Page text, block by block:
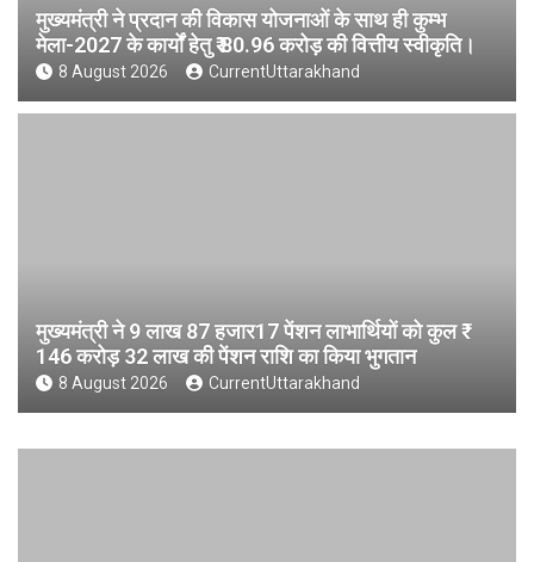
मुख्यमंत्री ने प्रदान की विकास योजनाओं के साथ ही कुम्भ
मेला-2027 के कार्यों हेतु ₹ 80.96 करोड़ की वित्तीय स्वीकृति।
8 August 2026 CurrentUttarakhand
मुख्यमंत्री ने 9 लाख 87 हजार17 पेंशन लाभार्थियों को कुल ₹
146 करोड़ 32 लाख की पेंशन राशि का किया भुगतान
8 August 2026 CurrentUttarakhand